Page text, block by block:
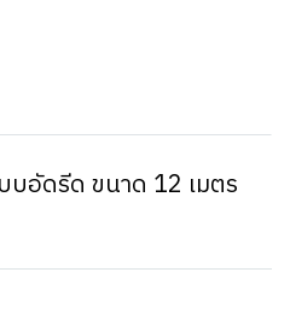
อัดรีด ขนาด 12 เมตร